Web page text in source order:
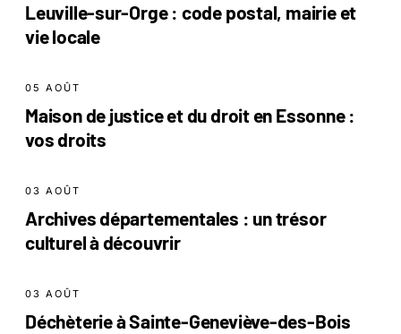
Leuville-sur-Orge : code postal, mairie et
vie locale
05 AOÛT
Maison de justice et du droit en Essonne :
vos droits
03 AOÛT
Archives départementales : un trésor
culturel à découvrir
03 AOÛT
Déchèterie à Sainte-Geneviève-des-Bois